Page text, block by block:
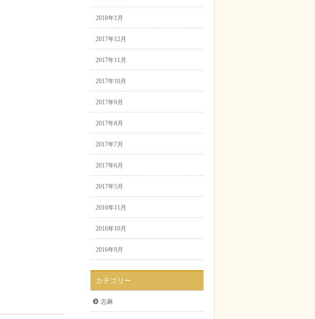
2018年1月
2017年12月
2017年11月
2017年10月
2017年9月
2017年8月
2017年7月
2017年6月
2017年5月
2016年11月
2016年10月
2016年9月
カテゴリー
志麻